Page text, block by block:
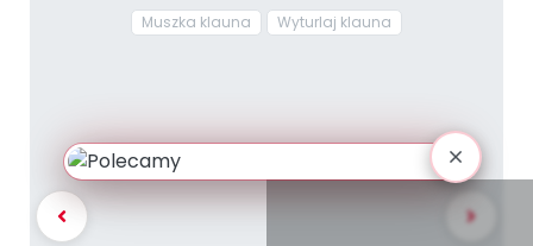
Muszka klauna Wyturlaj klauna